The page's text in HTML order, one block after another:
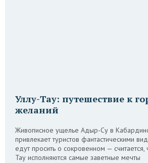
Уллу-Тау: путешествие к
желаний
Живописное ущелье Адыр-Су в
привлекает туристов фантастическими
едут просить о сокровенном — считается,
Тау исполняются самые заветные мечты